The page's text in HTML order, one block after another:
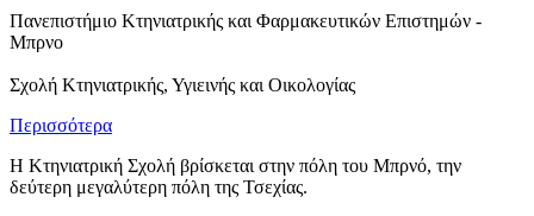
Πανεπιστήμιο Κτηνιατρικής και Φαρμακευτικών Επιστημών -
Μπρνο
Σχολή Κτηνιατρικής, Υγιεινής και Οικολογίας
Περισσότερα
H Κτηνιατρική Σχολή βρίσκεται στην πόλη του Μπρνό, την
δεύτερη μεγαλύτερη πόλη της Τσεχίας.